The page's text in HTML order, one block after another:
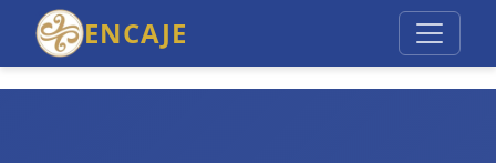
ENCAJE